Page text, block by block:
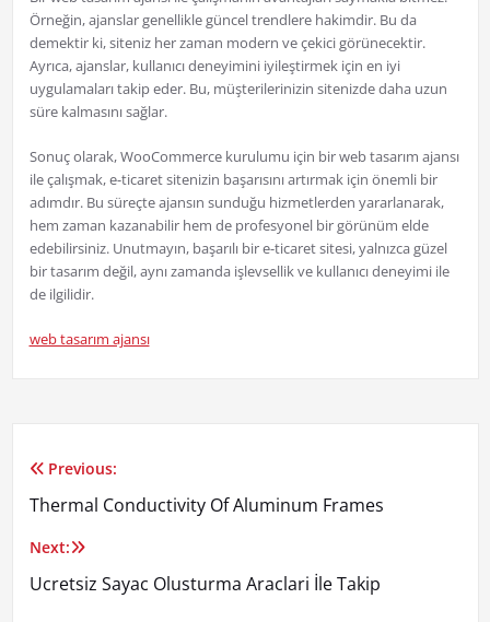
Örneğin, ajanslar genellikle güncel trendlere hakimdir. Bu da
demektir ki, siteniz her zaman modern ve çekici görünecektir.
Ayrıca, ajanslar, kullanıcı deneyimini iyileştirmek için en iyi
uygulamaları takip eder. Bu, müşterilerinizin sitenizde daha uzun
süre kalmasını sağlar.
Sonuç olarak, WooCommerce kurulumu için bir web tasarım ajansı
ile çalışmak, e-ticaret sitenizin başarısını artırmak için önemli bir
adımdır. Bu süreçte ajansın sunduğu hizmetlerden yararlanarak,
hem zaman kazanabilir hem de profesyonel bir görünüm elde
edebilirsiniz. Unutmayın, başarılı bir e-ticaret sitesi, yalnızca güzel
bir tasarım değil, aynı zamanda işlevsellik ve kullanıcı deneyimi ile
de ilgilidir.
web tasarım ajansı
Yazı
gezinmesi
Previous:
Thermal Conductivity Of Aluminum Frames
Next:
Ucretsiz Sayac Olusturma Araclari İle Takip